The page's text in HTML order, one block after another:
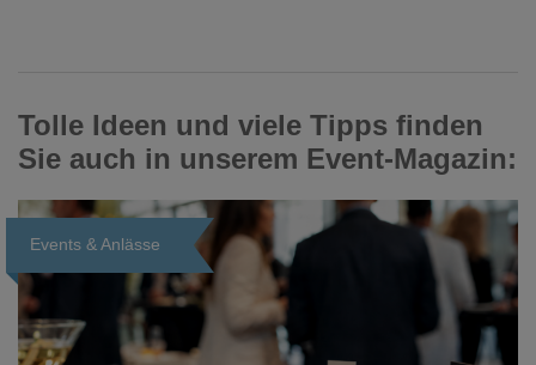
Tolle Ideen und viele Tipps finden
Sie auch in unserem Event-Magazin:
Events & Anlässe